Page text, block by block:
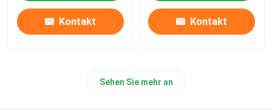
Herz-hängende Halskette
Kontakt Kontakt
Sehen Sie mehr an